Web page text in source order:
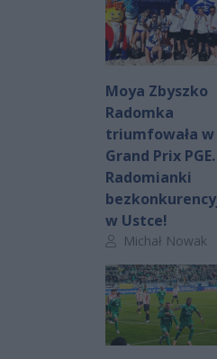
Moya Zbyszko
Radomka
triumfowała w
Grand Prix PGE.
Radomianki
w Ustce!
Autor artykułu:
Michał Nowak